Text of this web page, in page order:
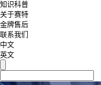
知识科普
关于赛特
金牌售后
联系我们
中文
英文